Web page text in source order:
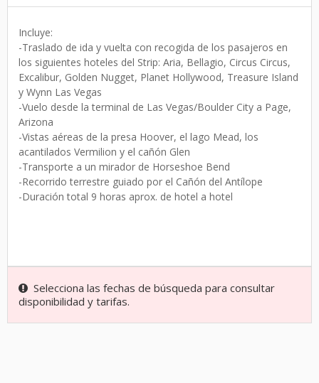
Incluye:
-Traslado de ida y vuelta con recogida de los pasajeros en
los siguientes hoteles del Strip: Aria, Bellagio, Circus Circus,
Excalibur, Golden Nugget, Planet Hollywood, Treasure Island
y Wynn Las Vegas
-Vuelo desde la terminal de Las Vegas/Boulder City a Page,
Arizona
-Vistas aéreas de la presa Hoover, el lago Mead, los
acantilados Vermilion y el cañón Glen
-Transporte a un mirador de Horseshoe Bend
-Recorrido terrestre guiado por el Cañón del Antílope
-Duración total 9 horas aprox. de hotel a hotel
Selecciona las fechas de búsqueda para consultar
disponibilidad y tarifas.